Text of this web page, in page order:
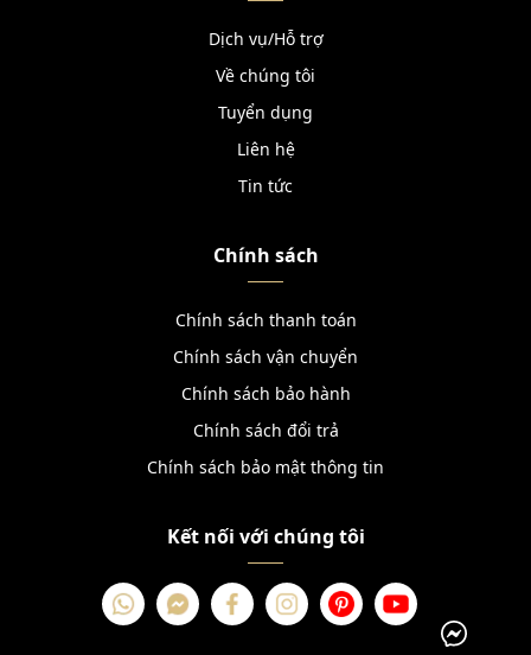
Dịch vụ/Hỗ trợ
Về chúng tôi
Tuyển dụng
Liên hệ
Tin tức
Chính sách
Chính sách thanh toán
Chính sách vận chuyển
Chính sách bảo hành
Chính sách đổi trả
Chính sách bảo mật thông tin
Kết nối với chúng tôi